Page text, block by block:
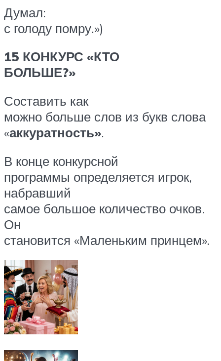
Думал:
с голоду помру.»)
15 КОНКУРС «КТО
БОЛЬШЕ?»
Составить как
можно больше слов из букв слова
«аккуратность».
В конце конкурсной
программы определяется игрок,
набравший
самое большое количество очков.
Он
становится «Маленьким принцем».